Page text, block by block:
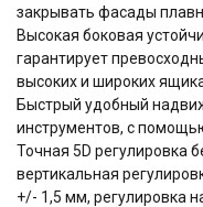
закрывать фасады
Высокая боковая
гарантирует
высоких и широких
Быстрый удобный
инструментов, с
Точная 5D регулировка
вертикальная
+/- 1,5 мм, регулировка